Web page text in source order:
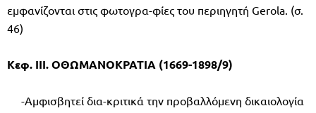
εμφανίζονται στις φωτογρα-φίες του περιηγητή Gerola. (σ.
46)
Κεφ. ΙΙΙ. ΟΘΩΜΑΝΟΚΡΑΤΙΑ (1669-1898/9)
-Αμφισβητεί δια-κριτικά την προβαλλόμενη δικαιολογία